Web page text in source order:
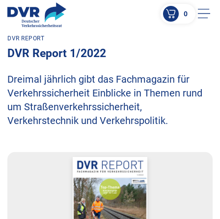
ZUM HAUPTINHALT SPRINGEN
ZUR SUCHE SPRINGEN
0
DVR REPORT
DVR Report 1/2022
Dreimal jährlich gibt das Fachmagazin für
Verkehrssicherheit Einblicke in Themen rund
um Straßenverkehrssicherheit,
Verkehrstechnik und Verkehrspolitik.